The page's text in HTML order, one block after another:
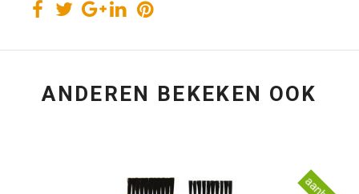
Facebook
TwitterGoogle+LinkedIn
ANDEREN BEKEKEN OOK